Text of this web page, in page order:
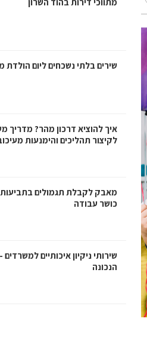
שירים בלתי נשכחים ליום הולדת
איך להוציא דרכון מהר? מדריך
לקיצור תהליכים והימנעות
מאבק לקבלת תגמולים בתביעות
כושר עבודה
שירותי ניקיון איכותיים
הנכונה